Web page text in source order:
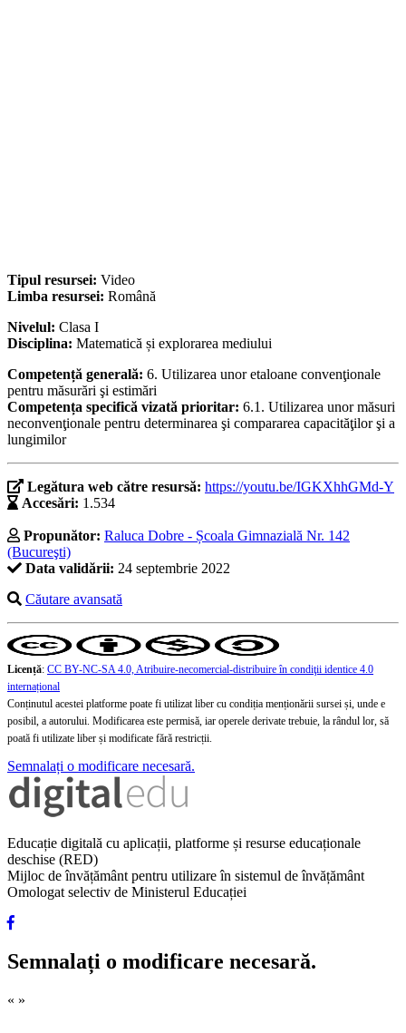
Tipul resursei: Video
Limba resursei: Română
Nivelul: Clasa I
Disciplina: Matematică și explorarea mediului
Competență generală: 6. Utilizarea unor etaloane convenţionale
pentru măsurări şi estimări
Competența specifică vizată prioritar: 6.1. Utilizarea unor măsuri
neconvenţionale pentru determinarea şi compararea capacităţilor şi a
lungimilor
Legătura web către resursă: https://youtu.be/IGKXhhGMd-Y
Accesări: 1.534
Propunător: Raluca Dobre - Școala Gimnazială Nr. 142
(Bucureşti)
Data validării: 24 septembrie 2022
Căutare avansată
Licență: CC BY-NC-SA 4.0, Atribuire-necomercial-distribuire în condiţii identice 4.0
internațional
Conținutul acestei platforme poate fi utilizat liber cu condiția menționării sursei și, unde e
posibil, a autorului. Modificarea este permisă, iar operele derivate trebuie, la rândul lor, să
poată fi utilizate liber și modificate fără restricții.
Semnalați o modificare necesară.
Educație digitală cu aplicații, platforme și resurse educaționale
deschise (RED)
Mijloc de învățământ pentru utilizare în sistemul de învățământ
Omologat selectiv de Ministerul Educației
Semnalați o modificare necesară.
« »